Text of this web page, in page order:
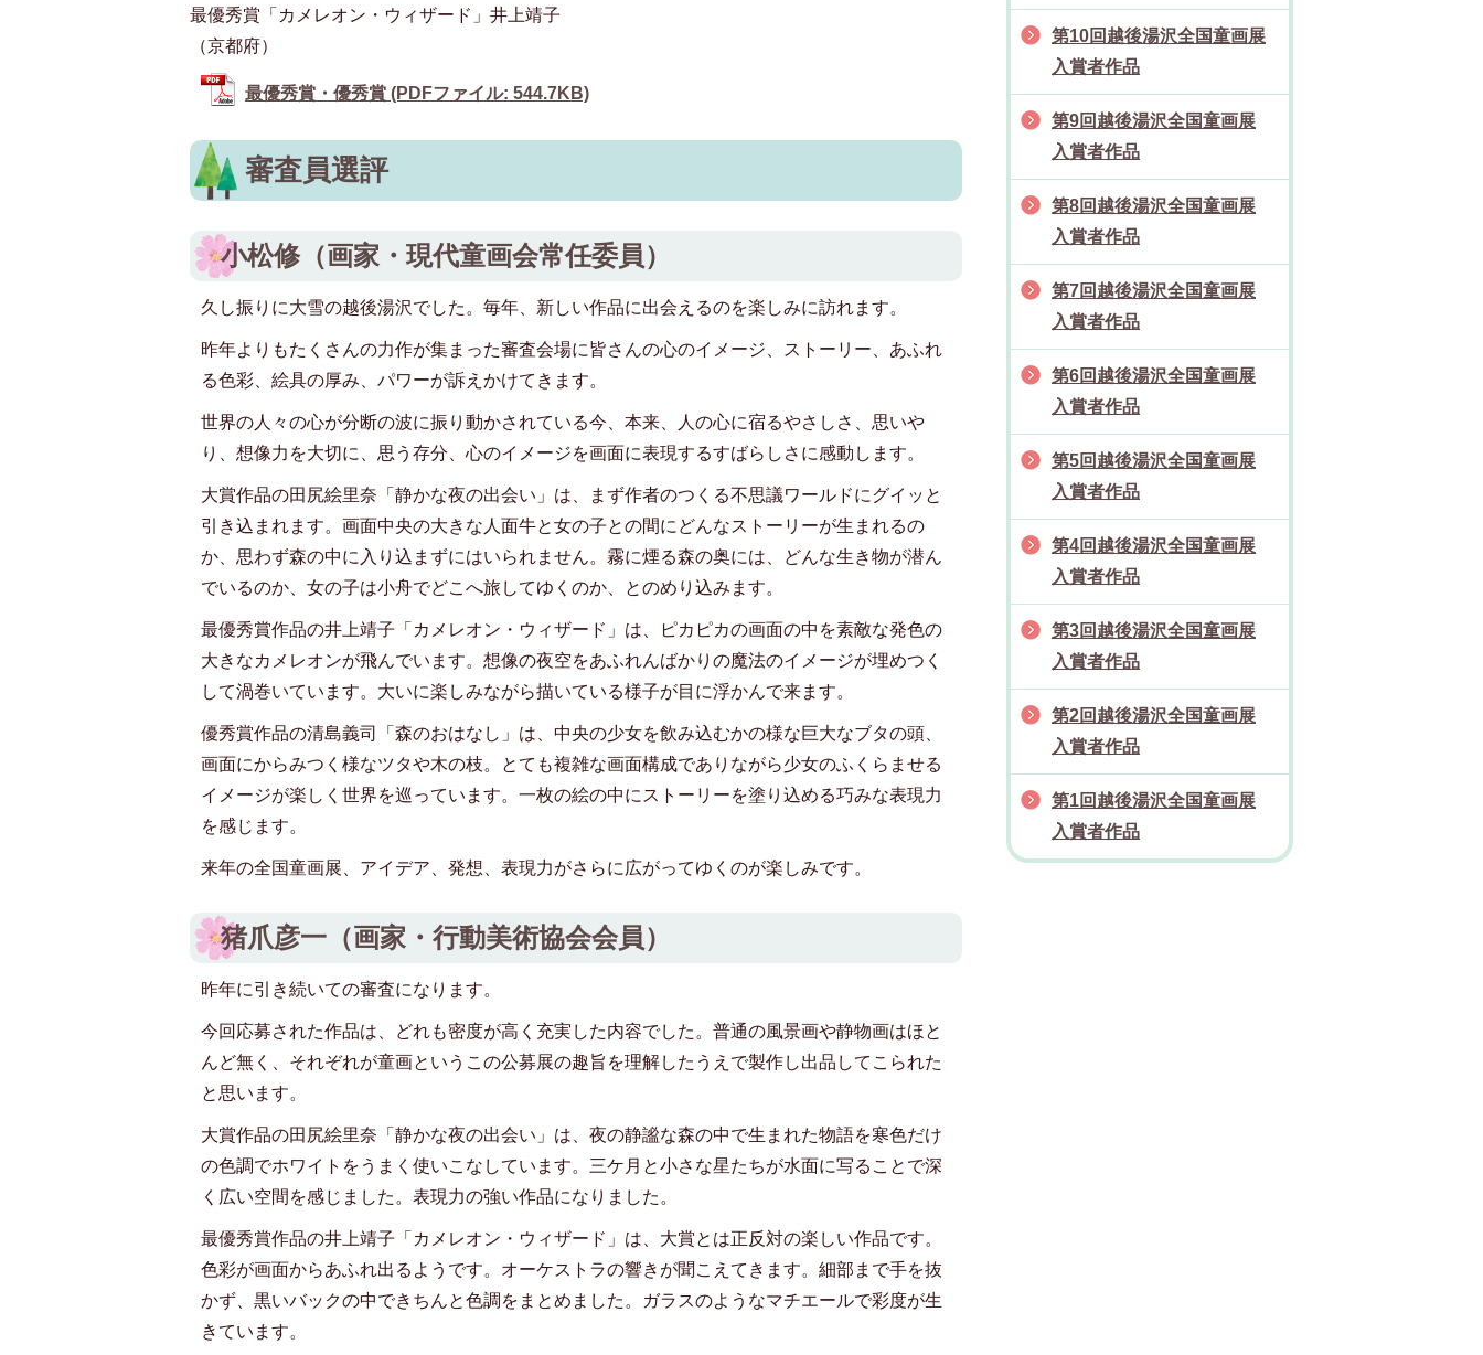
最優秀賞「カメレオン・ウィザード」井上靖子
（京都府）
最優秀賞・優秀賞 (PDFファイル: 544.7KB)
審査員選評
小松修（画家・現代童画会常任委員）
久し振りに大雪の越後湯沢でした。毎年、新しい作品に出会えるのを楽しみに訪れます。
昨年よりもたくさんの力作が集まった審査会場に皆さんの心のイメージ、ストーリー、あふれ
る色彩、絵具の厚み、パワーが訴えかけてきます。
世界の人々の心が分断の波に振り動かされている今、本来、人の心に宿るやさしさ、思いや
り、想像力を大切に、思う存分、心のイメージを画面に表現するすばらしさに感動します。
大賞作品の田尻絵里奈「静かな夜の出会い」は、まず作者のつくる不思議ワールドにグイッと
引き込まれます。画面中央の大きな人面牛と女の子との間にどんなストーリーが生まれるの
か、思わず森の中に入り込まずにはいられません。霧に煙る森の奥には、どんな生き物が潜ん
でいるのか、女の子は小舟でどこへ旅してゆくのか、とのめり込みます。
最優秀賞作品の井上靖子「カメレオン・ウィザード」は、ピカピカの画面の中を素敵な発色の
大きなカメレオンが飛んでいます。想像の夜空をあふれんばかりの魔法のイメージが埋めつく
して渦巻いています。大いに楽しみながら描いている様子が目に浮かんで来ます。
優秀賞作品の清島義司「森のおはなし」は、中央の少女を飲み込むかの様な巨大なブタの頭、
画面にからみつく様なツタや木の枝。とても複雑な画面構成でありながら少女のふくらませる
イメージが楽しく世界を巡っています。一枚の絵の中にストーリーを塗り込める巧みな表現力
を感じます。
来年の全国童画展、アイデア、発想、表現力がさらに広がってゆくのが楽しみです。
猪爪彦一（画家・行動美術協会会員）
昨年に引き続いての審査になります。
今回応募された作品は、どれも密度が高く充実した内容でした。普通の風景画や静物画はほと
んど無く、それぞれが童画というこの公募展の趣旨を理解したうえで製作し出品してこられた
と思います。
大賞作品の田尻絵里奈「静かな夜の出会い」は、夜の静謐な森の中で生まれた物語を寒色だけ
の色調でホワイトをうまく使いこなしています。三ケ月と小さな星たちが水面に写ることで深
く広い空間を感じました。表現力の強い作品になりました。
最優秀賞作品の井上靖子「カメレオン・ウィザード」は、大賞とは正反対の楽しい作品です。
色彩が画面からあふれ出るようです。オーケストラの響きが聞こえてきます。細部まで手を抜
かず、黒いバックの中できちんと色調をまとめました。ガラスのようなマチエールで彩度が生
きています。
第10回越後湯沢全国童画展
入賞者作品
第9回越後湯沢全国童画展
入賞者作品
第8回越後湯沢全国童画展
入賞者作品
第7回越後湯沢全国童画展
入賞者作品
第6回越後湯沢全国童画展
入賞者作品
第5回越後湯沢全国童画展
入賞者作品
第4回越後湯沢全国童画展
入賞者作品
第3回越後湯沢全国童画展
入賞者作品
第2回越後湯沢全国童画展
入賞者作品
第1回越後湯沢全国童画展
入賞者作品